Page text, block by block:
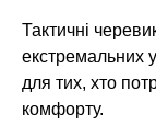
Тактичні
екстремальних
для тих, хто
комфорту.